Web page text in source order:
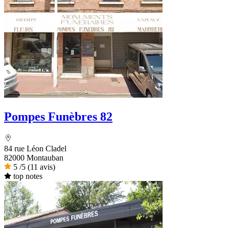
Pompes Funèbres 82
84 rue Léon Cladel
82000 Montauban
5 /5 (11 avis)
top notes